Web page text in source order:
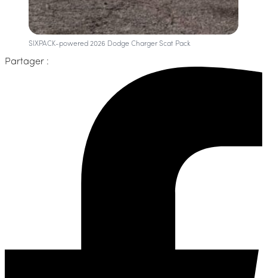
SIXPACK-powered 2026 Dodge Charger Scat Pack
Partager :